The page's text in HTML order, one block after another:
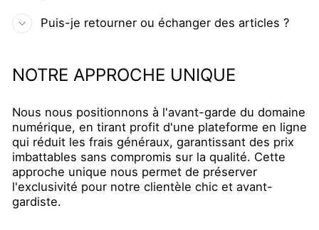
Puis-je retourner ou échanger des articles ?
NOTRE APPROCHE UNIQUE
Nous nous positionnons à l'avant-garde du domaine
numérique, en tirant profit d'une plateforme en ligne
qui réduit les frais généraux, garantissant des prix
imbattables sans compromis sur la qualité. Cette
approche unique nous permet de préserver
l'exclusivité pour notre clientèle chic et avant-
gardiste.